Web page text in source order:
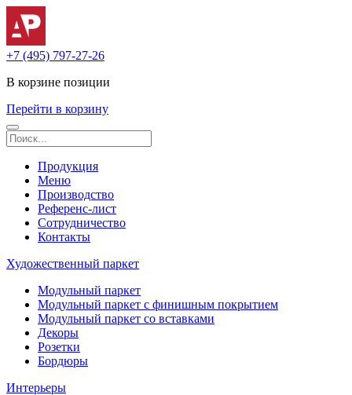
+7 (495) 797-27-26
В корзине позиции
Перейти в корзину
Продукция
Меню
Производство
Референс-лист
Сотрудничество
Контакты
Художественный паркет
Модульный паркет
Модульный паркет с финишным покрытием
Модульный паркет со вставками
Декоры
Розетки
Бордюры
Интерьеры